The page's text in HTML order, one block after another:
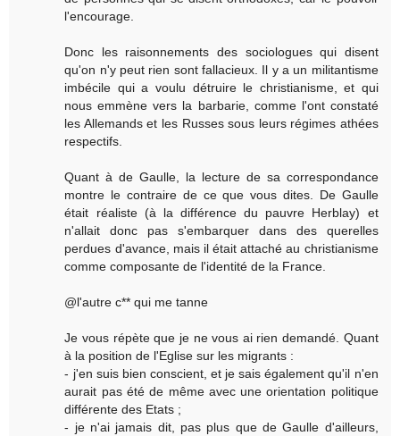
l'encourage.
Donc les raisonnements des sociologues qui disent
qu'on n'y peut rien sont fallacieux. Il y a un militantisme
imbécile qui a voulu détruire le christianisme, et qui
nous emmène vers la barbarie, comme l'ont constaté
les Allemands et les Russes sous leurs régimes athées
respectifs.
Quant à de Gaulle, la lecture de sa correspondance
montre le contraire de ce que vous dites. De Gaulle
était réaliste (à la différence du pauvre Herblay) et
n'allait donc pas s'embarquer dans des querelles
perdues d'avance, mais il était attaché au christianisme
comme composante de l'identité de la France.
@l'autre c** qui me tanne
Je vous répète que je ne vous ai rien demandé. Quant
à la position de l'Eglise sur les migrants :
- j'en suis bien conscient, et je sais également qu'il n'en
aurait pas été de même avec une orientation politique
différente des Etats ;
- je n'ai jamais dit, pas plus que de Gaulle d'ailleurs,